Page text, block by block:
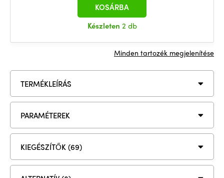
Készleten 2 db
KOSÁRBA
Minden tartozék megjelenítése
TERMÉKLEÍRÁS
PARAMÉTEREK
KIEGÉSZÍTŐK (69)